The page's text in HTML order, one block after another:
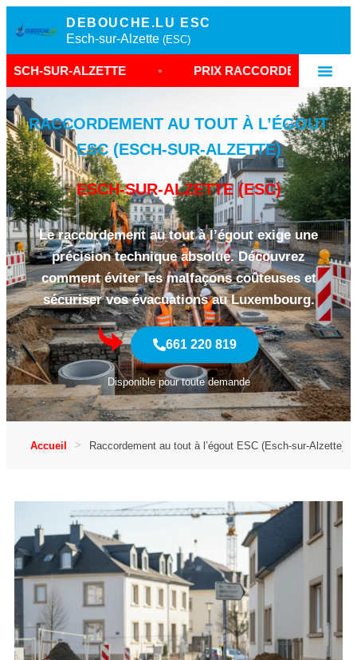
DEBOUCHE.LU ESC
Esch-sur-Alzette (ESC)
• PRIX RACCORDEMENT ÉGOUT
RACCORDEMENT AU TOUT À L’ÉGOUT
ESC (ESCH-SUR-ALZETTE)
ESCH-SUR-ALZETTE (ESC)
Le raccordement au tout à l’égout exige une
précision technique absolue. Découvrez
comment éviter les malfaçons coûteuses et
sécuriser vos évacuations au Luxembourg.
661 220 819
Disponible pour toute demande
Accueil Raccordement au tout à l’égout ESC (Esch-sur-Alzette)